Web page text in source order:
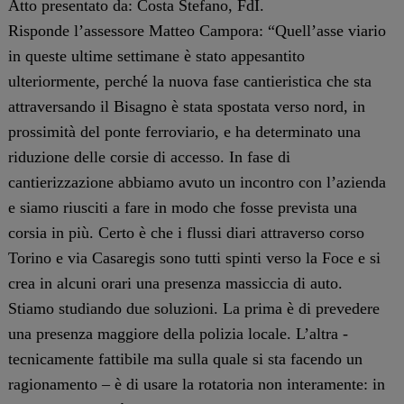
Atto presentato da: Costa Stefano, FdI.
Risponde l’assessore Matteo Campora: “Quell’asse viario
in queste ultime settimane è stato appesantito
ulteriormente, perché la nuova fase cantieristica che sta
attraversando il Bisagno è stata spostata verso nord, in
prossimità del ponte ferroviario, e ha determinato una
riduzione delle corsie di accesso. In fase di
cantierizzazione abbiamo avuto un incontro con l’azienda
e siamo riusciti a fare in modo che fosse prevista una
corsia in più. Certo è che i flussi diari attraverso corso
Torino e via Casaregis sono tutti spinti verso la Foce e si
crea in alcuni orari una presenza massiccia di auto.
Stiamo studiando due soluzioni. La prima è di prevedere
una presenza maggiore della polizia locale. L’altra -
tecnicamente fattibile ma sulla quale si sta facendo un
ragionamento – è di usare la rotatoria non interamente: in